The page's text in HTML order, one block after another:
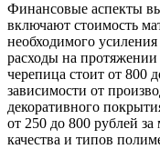
Финансовые аспекты
включают стоимость
необходимого
расходы на
черепица стоит от 800
зависимости от
декоративного
от 250 до 800 рублей за
качества и типов